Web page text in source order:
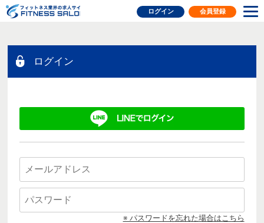
フィットネス業界の求人
ログイン 会員登録
ログイン
※ パスワードを忘れた場合はこちら